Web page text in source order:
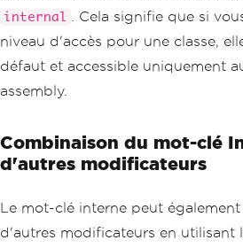
internal
. Cela signifie que si
niveau d'accès pour une classe,
défaut et accessible uniquement
assembly.
Combinaison du mot-clé
d'autres modificateurs
Le mot-clé interne peut
d'autres modificateurs en utilisant